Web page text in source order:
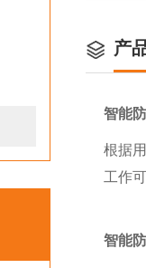
产
智能
根据
工作
智能